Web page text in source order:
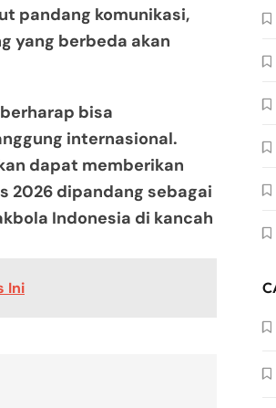
pandang komunikasi,
yang berbeda akan
bisa
internasional.
dapat memberikan
2026 dipandang sebagai
Indonesia di kancah
Ini